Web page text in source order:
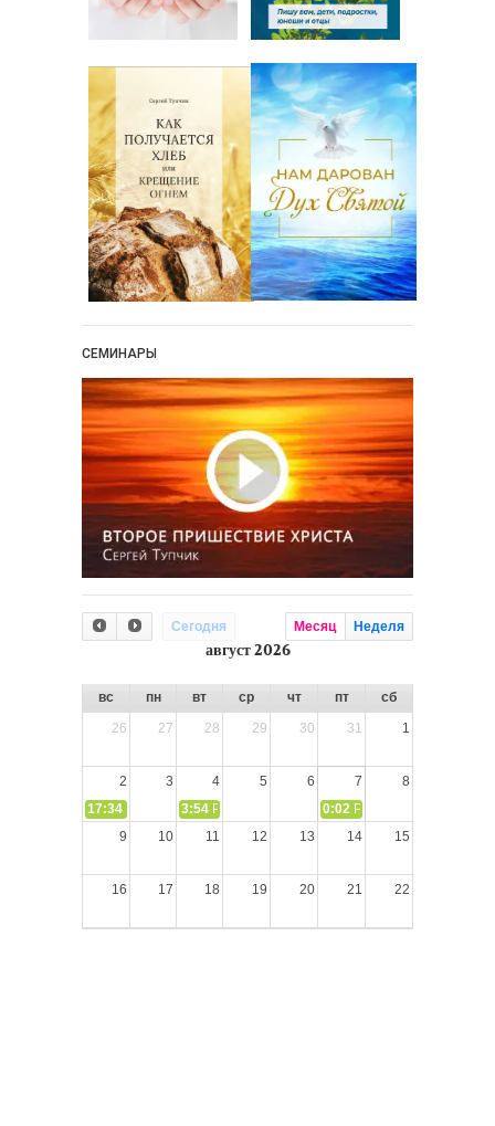
СЕМИНАРЫ
Сегодня Месяц Неделя
август 2026
вс пн вт ср чт пт
сб
26
27 28 29 30 31 1
2 3 4 5 6 7
8
17:34
СЛОВО из СЛОВА – «Ищите Господа, призывайте Его»
3:54 РАЗМЫШЛЕНИЕ: Дух Святой не угашайте!
0:02 РАЗМЫШЛЕНИЯ: Дух
9
10 11 12 13 14 15
16 17 18 19 20 21 22